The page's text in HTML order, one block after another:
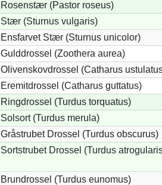
Rosenstær (Pastor roseus)
Stær (Sturnus vulgaris)
Ensfarvet Stær (Sturnus unicolor)
Gulddrossel (Zoothera aurea)
Olivenskovdrossel (Catharus
Eremitdrossel (Catharus guttatus)
Ringdrossel (Turdus torquatus)
Solsort (Turdus merula)
Gråstrubet Drossel (Turdus obscurus)
Sortstrubet Drossel (Turdus
Brundrossel (Turdus eunomus)